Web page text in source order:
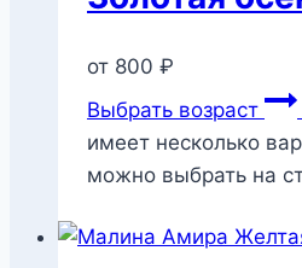
от 800 ₽
Выбрать возраст
имеет несколько
можно выбрать на